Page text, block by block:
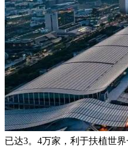
已达3。4万家，利于扶植世